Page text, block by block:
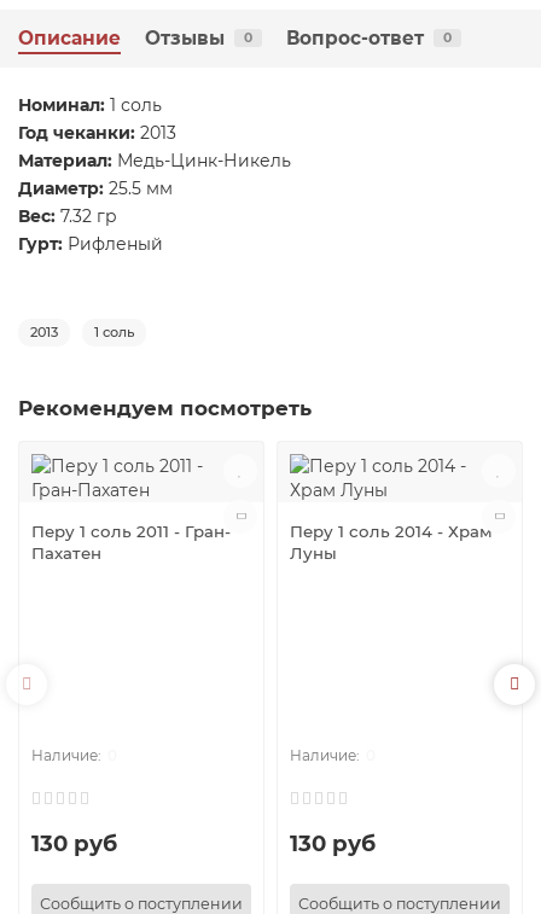
Описание Отзывы 0 Вопрос-ответ 0
Номинал: 1 соль
Год чеканки: 2013
Материал: Медь-Цинк-Никель
Диаметр: 25.5 мм
Вес: 7.32 гр
Гурт: Рифленый
2013 1 соль
Рекомендуем посмотреть
Перу 1 соль 2011 - Гран-
Пахатен
130 руб
Сообщить о поступлении
Перу 1 соль 2014 - Храм
Луны
130 руб
Сообщить о поступлении